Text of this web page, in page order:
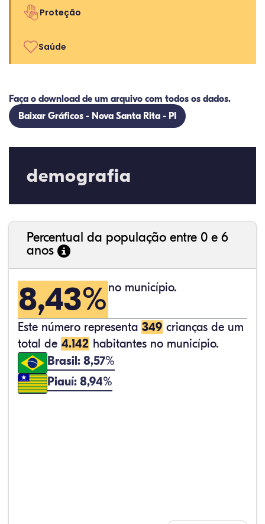
Proteção
Saúde
Faça o download de um arquivo com todos os dados.
Baixar Gráficos - Nova Santa Rita - PI
demografia
Percentual da população entre 0 e 6
anos
8,43% no município.
Este número representa 349 crianças de um
total de 4.142 habitantes no município.
Brasil: 8,57%
Piauí: 8,94%